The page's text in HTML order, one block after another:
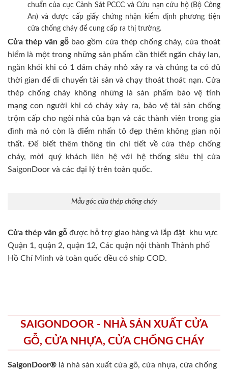
chuẩn của cục Cảnh Sát PCCC và Cứu nạn cứu hộ (Bộ Công
An) và được cấp giấy chứng nhận kiểm định phương tiện
cửa chống cháy để cung cấp ra thị trường.
Cửa thép vân gỗ bao gồm cửa thép chống cháy, cửa thoát
hiểm là một trong những sản phẩm cần thiết ngăn cháy lan,
ngăn khói khi có 1 đám cháy nhỏ xảy ra và chúng ta có đủ
thời gian để di chuyển tài sản và chạy thoát thoát nạn. Cửa
thép chống cháy không những là sản phẩm bảo vệ tính
mạng con người khi có cháy xảy ra, bảo vệ tài sản chống
trộm cấp cho ngôi nhà của bạn và các thành viên trong gia
đình mà nó còn là điểm nhấn tô đẹp thêm không gian nội
thất. Để biết thêm thông tin chi tiết về cửa thép chống
cháy, mời quý khách liên hệ với hệ thống siêu thị cửa
SaigonDoor và các đại lý trên toàn quốc.
Mẫu góc cửa thép chống cháy
Cửa thép vân gỗ được hỗ trợ giao hàng và lắp đặt khu vực
Quận 1, quận 2, quận 12, Các quận nội thành Thành phố
Hồ Chí Minh và toàn quốc đều có ship COD.
SAIGONDOOR - NHÀ SẢN XUẤT CỬA
GỖ, CỬA NHỰA, CỬA CHỐNG CHÁY
SaigonDoor® là nhà sản xuất cửa gỗ, cửa nhựa, cửa chống